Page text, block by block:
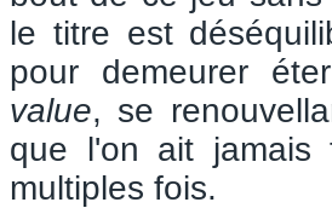
le titre est
pour demeurer
value, se
que l'on ait
multiples fois.